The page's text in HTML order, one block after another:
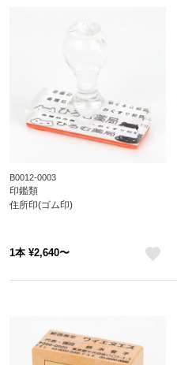
B0012-0003
印鑑類
住所印(ゴム印)
1本 ¥2,640〜